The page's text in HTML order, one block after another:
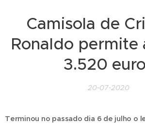
Camisola de
Ronaldo permite
3.520
20-07-2020
Terminou no passado dia 6 de julho o